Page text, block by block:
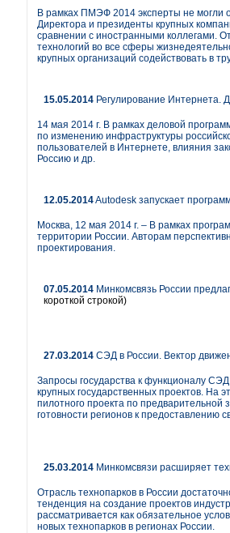
В рамках ПМЭФ 2014 эксперты не могли
Директора и президенты крупных
сравнении с иностранными коллегами.
технологий во все сферы
крупных организаций содействовать в
15.05.2014 Регулирование Интернета.
14 мая 2014 г. В рамках деловой
по изменению инфраструктуры
пользователей в Интернете, влияния
Россию и др.
12.05.2014Autodesk запускает
Москва, 12 мая 2014 г. – В рамках
территории России. Авторам
проектирования.
07.05.2014 Минкомсвязь России
короткой строкой)
27.03.2014 СЭД в России. Вектор
Запросы государства к функционалу
крупных государственных проектов. На
пилотного проекта по предварительной
готовности регионов к предоставлению
25.03.2014 Минкомсвязи расширяет
Отрасль технопарков в России
тенденция на создание проектов
рассматривается как обязательное
новых технопарков в регионах России.